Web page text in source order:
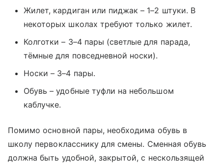
Жилет, кардиган или пиджак – 1–2 штуки. В
некоторых школах требуют только жилет.
Колготки – 3–4 пары (светлые для парада,
тёмные для повседневной носки).
Носки – 3–4 пары.
Обувь – удобные туфли на небольшом
каблучке.
Помимо основной пары, необходима обувь в
школу первокласснику для смены. Сменная обувь
должна быть удобной, закрытой, с нескользящей